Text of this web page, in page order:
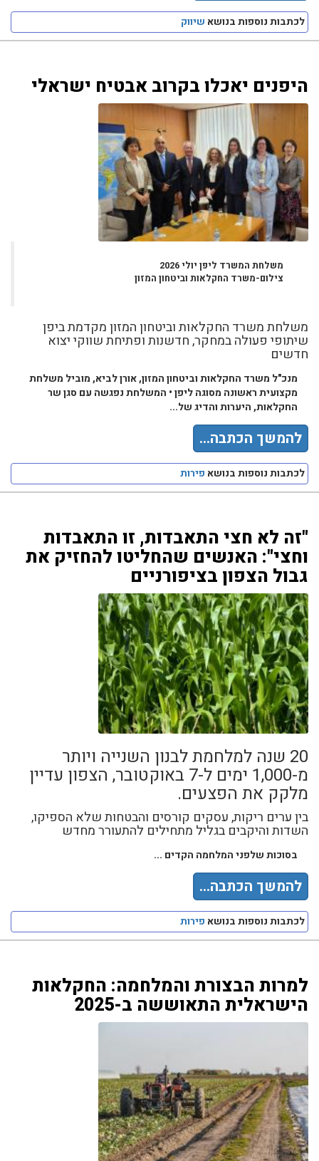
לכתבות נוספות בנושא שיווק
היפנים יאכלו בקרוב אבטיח ישראלי
משלחת המשרד ליפן יולי 2026
צילום-משרד החקלאות וביטחון המזון
משלחת משרד החקלאות וביטחון המזון מקדמת ביפן
שיתופי פעולה במחקר, חדשנות ופתיחת שווקי יצוא
חדשים
מנכ"ל משרד החקלאות וביטחון המזון, אורן לביא, מוביל משלחת
מקצועית ראשונה מסוגה ליפן • המשלחת נפגשה עם סגן שר
החקלאות, היערות והדיג של...
להמשך הכתבה...
לכתבות נוספות בנושא פירות
"זה לא חצי התאבדות, זו התאבדות
וחצי": האנשים שהחליטו להחזיק את
גבול הצפון בציפורניים
20 שנה למלחמת לבנון השנייה ויותר
מ-1,000 ימים ל-7 באוקטובר, הצפון עדיין
מלקק את הפצעים.
בין ערים ריקות, עסקים קורסים והבטחות שלא הספיקו,
השדות והיקבים בגליל מתחילים להתעורר מחדש
בסוכות שלפני המלחמה הקדים ...
להמשך הכתבה...
לכתבות נוספות בנושא פירות
למרות הבצורת והמלחמה: החקלאות
הישראלית התאוששה ב-2025